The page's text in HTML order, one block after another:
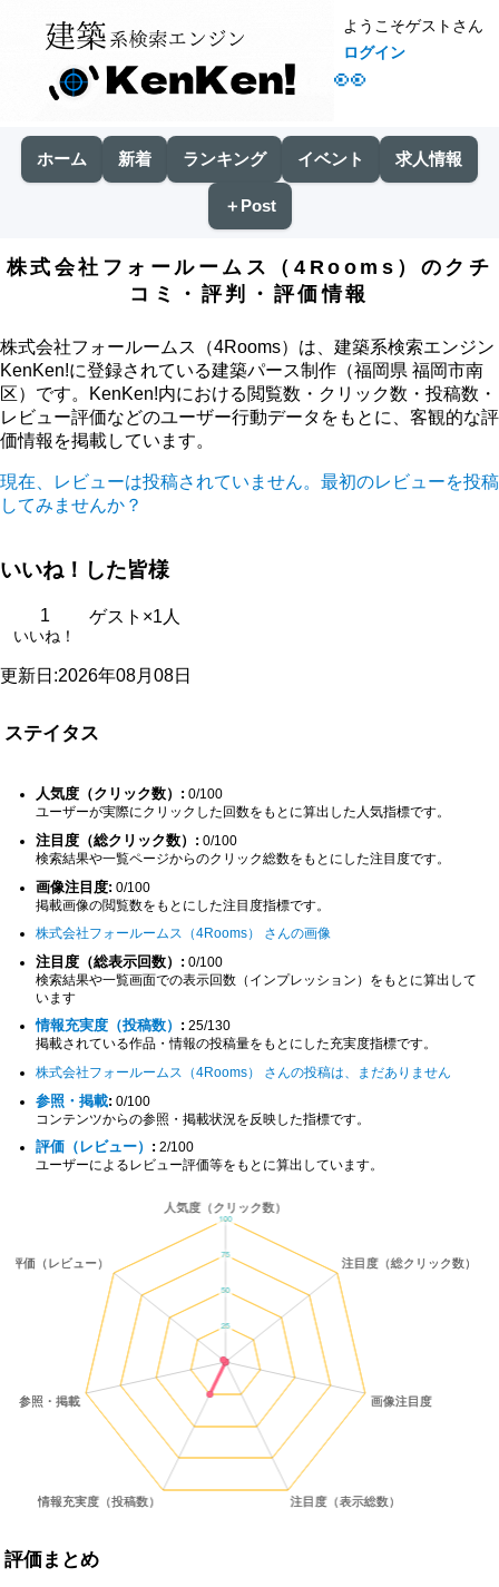
👀
ようこそゲストさん
ログイン
ホーム 新着 ランキング イベント 求人情報
＋Post
株式会社フォールームス（4Rooms）のクチ
コミ・評判・評価情報
株式会社フォールームス（4Rooms）は、建築系検索エンジン
KenKen!に登録されている建築パース制作（福岡県 福岡市南
区）です。KenKen!内における閲覧数・クリック数・投稿数・
レビュー評価などのユーザー行動データをもとに、客観的な評
価情報を掲載しています。
現在、レビューは投稿されていません。最初のレビューを投稿
してみませんか？
いいね！した皆様
1
いいね！
ゲスト×1人
更新日:2026年08月08日
ステイタス
人気度（クリック数）: 0/100
ユーザーが実際にクリックした回数をもとに算出した人気指標です。
注目度（総クリック数）: 0/100
検索結果や一覧ページからのクリック総数をもとにした注目度です。
画像注目度: 0/100
掲載画像の閲覧数をもとにした注目度指標です。
株式会社フォールームス（4Rooms） さんの画像
注目度（総表示回数）: 0/100
検索結果や一覧画面での表示回数（インプレッション）をもとに算出して
います
情報充実度（投稿数） : 25/130
掲載されている作品・情報の投稿量をもとにした充実度指標です。
株式会社フォールームス（4Rooms） さんの投稿は、まだありません
参照・掲載: 0/100
コンテンツからの参照・掲載状況を反映した指標です。
評価（レビュー） : 2/100
ユーザーによるレビュー評価等をもとに算出しています。
評価まとめ